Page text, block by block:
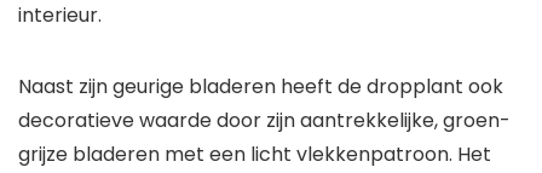
interieur.
Naast zijn geurige bladeren heeft de dropplant ook
decoratieve waarde door zijn aantrekkelijke, groen-
grijze bladeren met een licht vlekkenpatroon. Het